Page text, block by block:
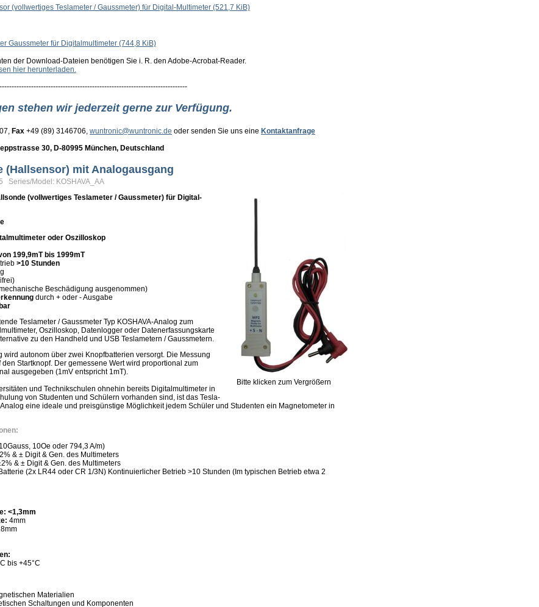
(vollwertiges Teslameter / Gaussmeter) für Digital-Multimeter (521,7 KiB)
Gaussmeter für Digitalmultimeter (744,8 KiB)
der Download-Dateien benötigen Sie i. R. den Adobe-Acrobat-Reader.
hier herunterladen.
stehen wir jederzeit gerne zur Verfügung.
Fax +49 (89) 3146706, wuntronic@wuntronic.de oder senden Sie uns eine Kontaktanfrage
30, D-80995 München, Deutschland
(Hallsensor) mit Analogausgang
Series/Model: KOSHAVA_AA
Bitte klicken zum Vergrößern
(vollwertiges Teslameter / Gaussmeter) für Digital-
oder Oszilloskop
199,9mT bis 1999mT
>10 Stunden
Beschädigung ausgenommen)
durch + oder - Ausgabe
Teslameter / Gaussmeter Typ KOSHAVA-Analog zum
Oszilloskop, Datenlogger oder Datenerfassungskarte
zu den Handheld und USB Teslametern / Gaussmetern.
wird autonom über zwei Knopfbatterien versorgt. Die Messung
Startknopf. Der gemessene Wert wird proportional zum
ausgegeben (1mV entspricht 1mT).
und Technikschulen ohnehin bereits Digitalmultimeter in
von Studenten und Schülern vorhanden sind, ist das Tesla-
eine ideale und preisgünstige Möglichkeit jedem Schüler und Studenten ein Magnetometer in
10Oe oder 794,3 A/m)
& ± Digit & Gen. des Multimeters
& ± Digit & Gen. des Multimeters
(2x LR44 oder CR 1/3N) Kontinuierlicher Betrieb >10 Stunden (Im typischen Betrieb etwa 2
<1,3mm
4mm
bis +45°C
Materialien
Schaltungen und Komponenten